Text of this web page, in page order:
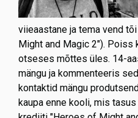
viieaastane ja tema vend
Might and Magic 2").
otseses mõttes üles. 14-
mängu ja kommenteeris
kontaktid mängu
kaupa enne kooli, mis